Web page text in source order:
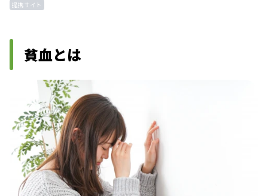
提携サイト
貧血とは